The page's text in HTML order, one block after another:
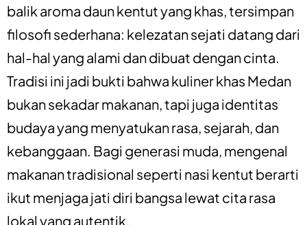
balik aroma daun kentut yang khas, tersimpan
filosofi sederhana: kelezatan sejati datang dari
hal-hal yang alami dan dibuat dengan cinta.
Tradisi ini jadi bukti bahwa kuliner khas Medan
bukan sekadar makanan, tapi juga identitas
budaya yang menyatukan rasa, sejarah, dan
kebanggaan. Bagi generasi muda, mengenal
makanan tradisional seperti nasi kentut berarti
ikut menjaga jati diri bangsa lewat cita rasa
lokal yang autentik.